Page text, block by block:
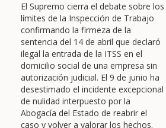
El Supremo cierra el debate sobre los
límites de la Inspección de Trabajo
confirmando la firmeza de la
sentencia del 14 de abril que declaró
ilegal la entrada de la ITSS en el
domicilio social de una empresa sin
autorización judicial. El 9 de junio ha
desestimado el incidente excepcional
de nulidad interpuesto por la
Abogacía del Estado de reabrir el
caso y volver a valorar los hechos.